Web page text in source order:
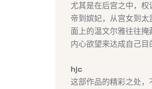
尤其是在后宫之中，
帝到嫔妃，从宫女到
面上的温文尔雅往往
内心欲望来达成自己目
hjc
这部作品的精彩之处